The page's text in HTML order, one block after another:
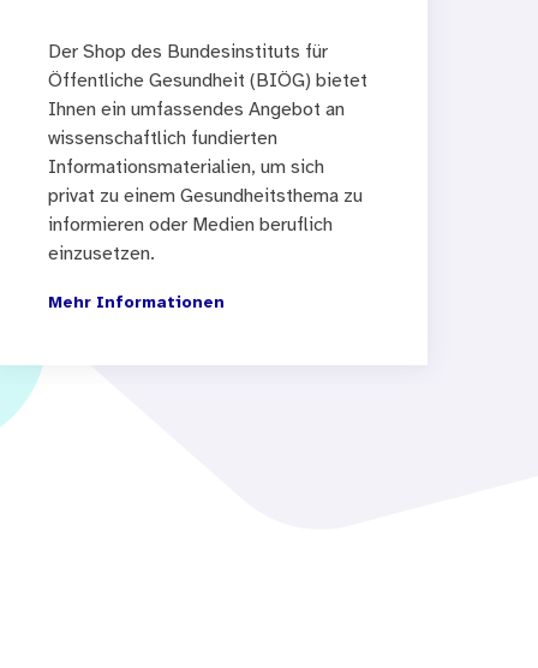
Der Shop des Bundesinstituts für
Öffentliche Gesundheit (BIÖG) bietet
Ihnen ein umfassendes Angebot an
wissenschaftlich fundierten
Informationsmaterialien, um sich
privat zu einem Gesundheitsthema zu
informieren oder Medien beruflich
einzusetzen.
Mehr Informationen